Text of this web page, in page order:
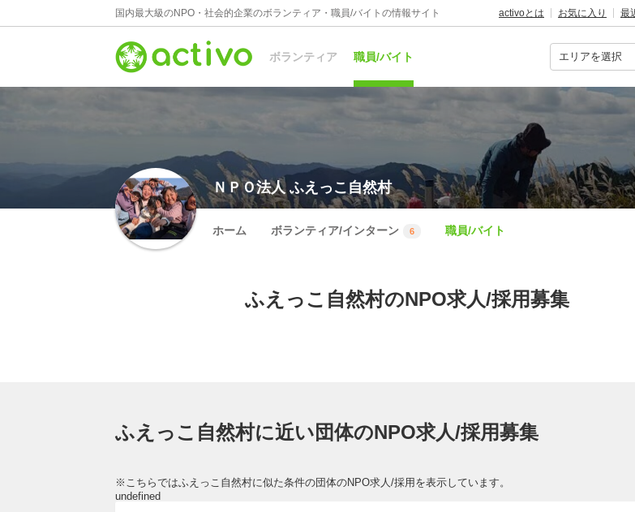
国内最大級のNPO・社会的企業のボランティア・職員/バイトの情報サイト activoとは お気に入り 最
ボランティア 職員/バイト
ＮＰＯ法人 ふえっこ自然村
ホーム ボランティア/インターン 6 職員/バイト
ふえっこ自然村のNPO求人/採用募集
ふえっこ自然村に近い団体のNPO求人/採用募集
※こちらではふえっこ自然村に似た条件の団体のNPO求人/採用を表示しています。
undefined